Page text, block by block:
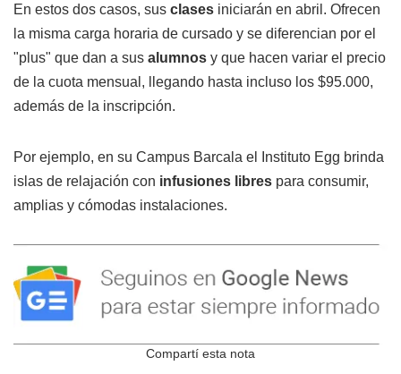
En estos dos casos, sus clases iniciarán en abril. Ofrecen
la misma carga horaria de cursado y se diferencian por el
"plus" que dan a sus alumnos y que hacen variar el precio
de la cuota mensual, llegando hasta incluso los $95.000,
además de la inscripción.
Por ejemplo, en su Campus Barcala el Instituto Egg brinda
islas de relajación con infusiones libres para consumir,
amplias y cómodas instalaciones.